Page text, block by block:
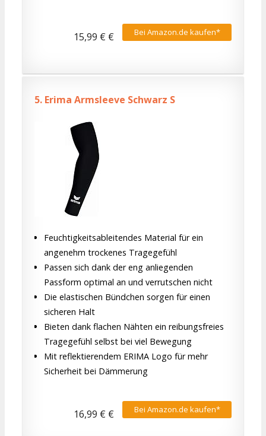
Bei Amazon.de kaufen*
15,99 € €
5. Erima Armsleeve Schwarz S
Feuchtigkeitsableitendes Material für ein
angenehm trockenes Tragegefühl
Passen sich dank der eng anliegenden
Passform optimal an und verrutschen nicht
Die elastischen Bündchen sorgen für einen
sicheren Halt
Bieten dank flachen Nähten ein reibungsfreies
Tragegefühl selbst bei viel Bewegung
Mit reflektierendem ERIMA Logo für mehr
Sicherheit bei Dämmerung
Bei Amazon.de kaufen*
16,99 € €